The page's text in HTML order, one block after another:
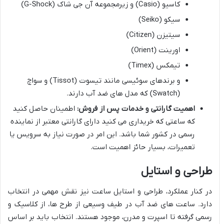
کاسیو (Casio) و زیرمجموعه آن جی شاک (G-Shock)
سیکو (Seiko)
سیتیزن (Citizen)
اورینت (Orient)
تیمکس (Timex)
و برندهای سوئیسی مانند تیسوت (Tissot) و سواچ
(Swatch) که مدل های ضد آب دارند.
اهمیت گارانتی و خدمات پس از فروش: اطمینان حاصل کنید
که ساعتی که خریداری می کنید دارای گارانتی معتبر از نماینده
رسمی در کشور شما باشد. این امر در صورت نیاز به سرویس یا
تعمیرات، بسیار حائز اهمیت است.
طراحی و استایل
در کنار عملکرد، طراحی و استایل ساعت نیز نقش مهمی در انتخاب
دارد. ساعت های ضد آب در طیف وسیعی از طرح ها، از کلاسیک و
رسمی گرفته تا اسپرت و مدرن، موجود هستند. انتخاب باید بر اساس